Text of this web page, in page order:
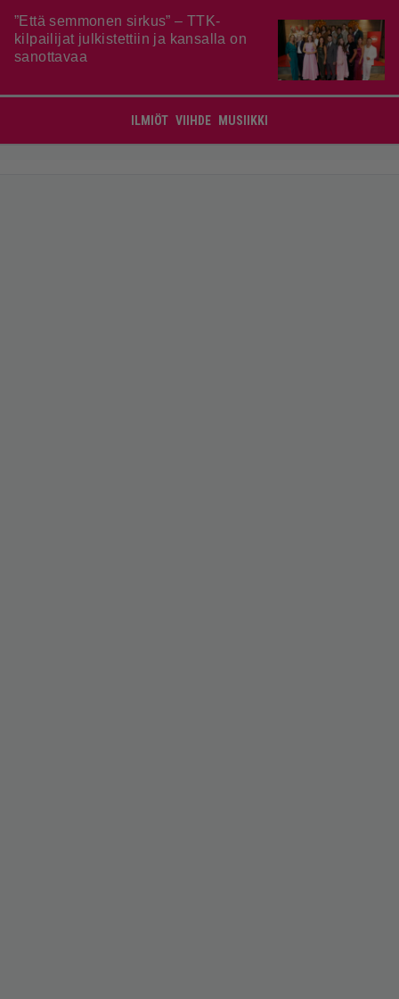
”Että semmonen sirkus” – TTK-
kilpailijat julkistettiin ja kansalla on
sanottavaa
ILMIÖT VIIHDE MUSIIKKI